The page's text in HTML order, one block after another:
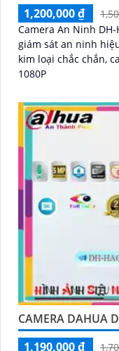
1,200,000 ₫
Camera An Ninh DH-
giám sát an ninh hiệu quả trong
kim loại chắc chắn,
1080P
CAMERA DAHUA
1,190,000 ₫